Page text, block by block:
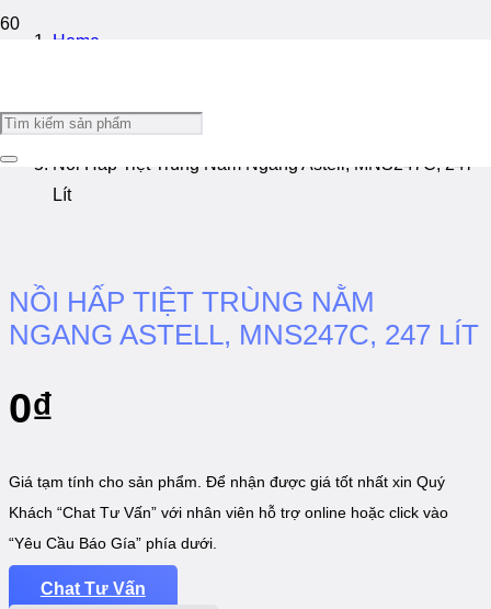
Home
/
Nồi Hấp Tiệt Trùng Nằm Ngang Astell, MNS247C, 247
Lít
NỒI HẤP TIỆT TRÙNG NẰM
NGANG ASTELL, MNS247C, 247 LÍT
0₫
Giá tạm tính cho sản phẩm. Để nhận được giá tốt nhất xin Quý
Khách “Chat Tư Vấn” với nhân viên hỗ trợ online hoặc click vào
“Yêu Cầu Báo Gía” phía dưới.
Chat Tư Vấn